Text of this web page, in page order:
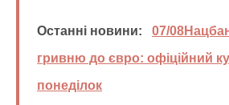
Останні новини:
07/
гривню до євро: офіційний
понеділок